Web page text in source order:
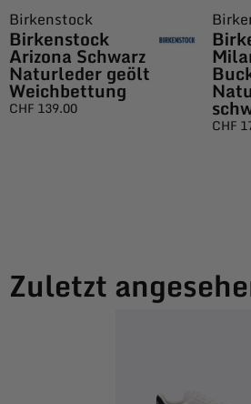
Birkenstock
Birkenstock
Arizona Schwarz
Naturleder geölt
Weichbettung
CHF 139.00
CHF
Zuletzt